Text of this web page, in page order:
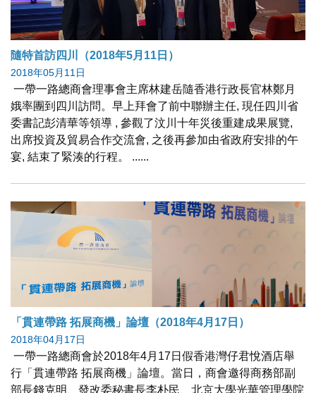
隨特首訪四川（2018年5月11日）
2018年05月11日
一帶一路總商會理事會主席林建岳隨香港行政長官林鄭月
娥率團到四川訪問。早上拜會了前中聯辦主任, 現任四川省
委書記彭清華等領導 , 參觀了汶川十年災後重建成果展覽,
出席投資及貿易合作交流會, 之後再參加由省政府安排的午
宴, 結束了緊湊的行程。 ......
「貫連帶路 拓展商機」論壇（2018年4月17日）
2018年04月17日
一帶一路總商會於2018年4月17日假香港灣仔君悅酒店舉
行「貫連帶路 拓展商機」論壇。當日，商會邀得商務部副
部長錢克明、發改委秘書長李朴民、北京大學光華管理學院